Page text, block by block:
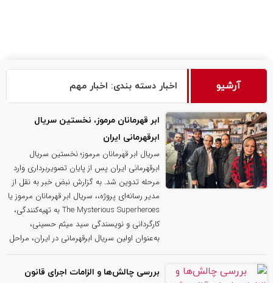
آرشیو اخبار دسته بندی: اخبار مهم
ابر قهرمانان مرموز، نخستین سریال
ابرقهرمانی ایران
سریال ابر قهرمانان مرموز؛ نخستین سریال
ابرقهرمانی ایران پس از پایان تصویربرداری وارد
مرحله تدوین شد. به گزارش نبض خبر به نقل از
مدیر رسانه‌ای پروژه،، سریال ابر قهرمانان مرموز یا
The Mysterious Superheroes به تهیه‌کنندگی،
کارگردانی و نویسندگی سید میثم حسینی،
به‌عنوان اولین سریال ابرقهرمانی در ایران، مراحل
بررسی چالش‌ها و الزامات اجرای قانون